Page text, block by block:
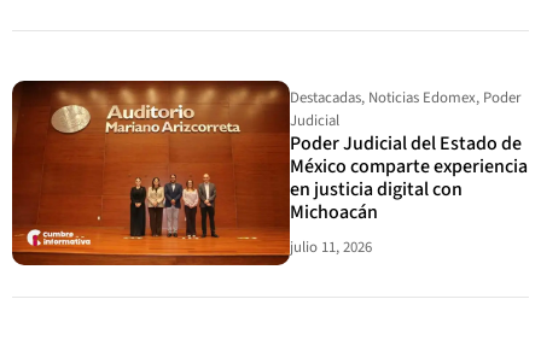
Destacadas, Noticias Edomex, Poder
Judicial
Poder Judicial del Estado de
México comparte experiencia
en justicia digital con
Michoacán
julio 11, 2026